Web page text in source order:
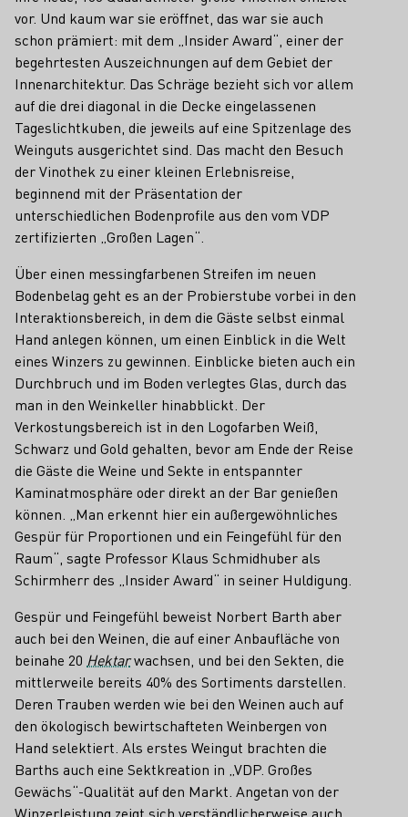
vor. Und kaum war sie eröffnet, das war sie auch
schon prämiert: mit dem „Insider Award“, einer der
begehrtesten Auszeichnungen auf dem Gebiet der
Innenarchitektur. Das Schräge bezieht sich vor allem
auf die drei diagonal in die Decke eingelassenen
Tageslichtkuben, die jeweils auf eine Spitzenlage des
Weinguts ausgerichtet sind. Das macht den Besuch
der Vinothek zu einer kleinen Erlebnisreise,
beginnend mit der Präsentation der
unterschiedlichen Bodenprofile aus den vom VDP
zertifizierten „Großen Lagen“.
Über einen messingfarbenen Streifen im neuen
Bodenbelag geht es an der Probierstube vorbei in den
Interaktionsbereich, in dem die Gäste selbst einmal
Hand anlegen können, um einen Einblick in die Welt
eines Winzers zu gewinnen. Einblicke bieten auch ein
Durchbruch und im Boden verlegtes Glas, durch das
man in den Weinkeller hinabblickt. Der
Verkostungsbereich ist in den Logofarben Weiß,
Schwarz und Gold gehalten, bevor am Ende der Reise
die Gäste die Weine und Sekte in entspannter
Kaminatmosphäre oder direkt an der Bar genießen
können. „Man erkennt hier ein außergewöhnliches
Gespür für Proportionen und ein Feingefühl für den
Raum“, sagte Professor Klaus Schmidhuber als
Schirmherr des „Insider Award“ in seiner Huldigung.
Gespür und Feingefühl beweist Norbert Barth aber
auch bei den Weinen, die auf einer Anbaufläche von
beinahe 20 Hektarwachsen, und bei den Sekten, die
mittlerweile bereits 40% des Sortiments darstellen.
Deren Trauben werden wie bei den Weinen auch auf
den ökologisch bewirtschafteten Weinbergen von
Hand selektiert. Als erstes Weingut brachten die
Barths auch eine Sektkreation in „VDP. Großes
Gewächs“-Qualität auf den Markt. Angetan von der
Winzerleistung zeigt sich verständlicherweise auch